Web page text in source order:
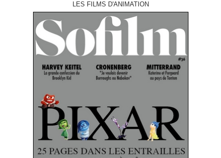
LES FILMS D'ANIMATION